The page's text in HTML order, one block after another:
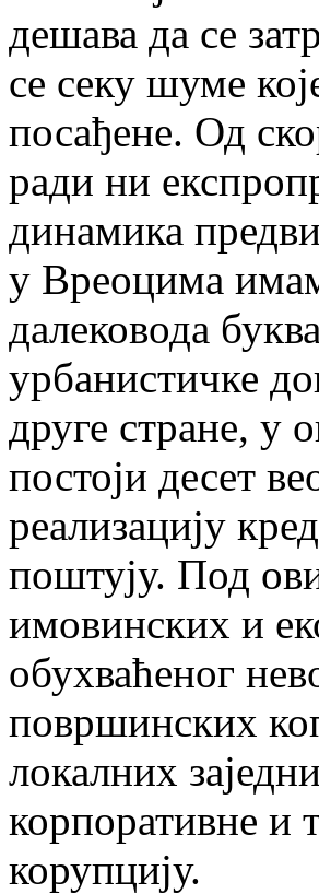
дешава да се
се секу шуме
посађене. Од
ради ни
динамика
у Вреоцима
далековода
урбанистичке
друге стране, у
постоји десет
реализацију
поштују. Под
имовинских и
обухваћеног
површинских
локалних
корпоративне и
корупцију.